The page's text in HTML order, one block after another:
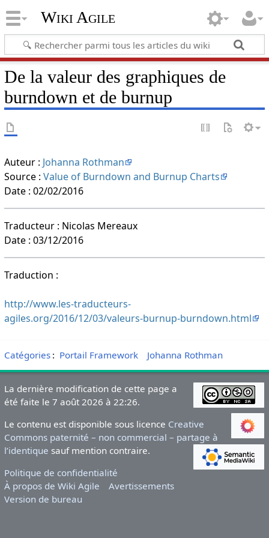
Wiki Agile
De la valeur des graphiques de
burndown et de burnup
Auteur : Johanna Rothman
Source : Value of Burndown and Burnup Charts
Date : 02/02/2016
Traducteur : Nicolas Mereaux
Date : 03/12/2016
Traduction :
http://www.les-traducteurs-
agiles.org/2016/12/03/valeurs-burnup-burndown.html
Catégories: Portail Framework Johanna Rothman
La dernière modification de cette page a
été faite le 7 août 2026 à 22:26.
Le contenu est disponible sous licence Creative
Commons paternité – non commercial – partage à
l’identique sauf mention contraire.
Politique de confidentialité
À propos de Wiki Agile
Avertissements
Version de bureau